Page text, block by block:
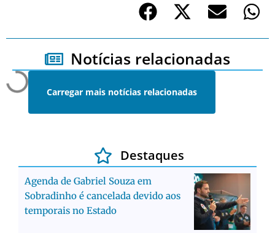
Notícias relacionadas
Carregar mais notícias relacionadas
Destaques
Agenda de Gabriel Souza em
Sobradinho é cancelada devido aos
temporais no Estado